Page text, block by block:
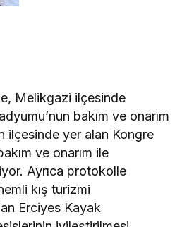
Melikgazi ilçesinde
bakım ve onarım
ilçesinde yer alan Kongre
ve onarım ile
Ayrıca protokolle
kış turizmi
Erciyes Kayak